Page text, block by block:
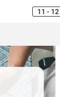
11 - 12